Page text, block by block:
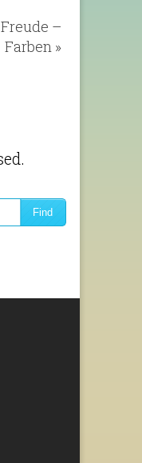
Freude –
Farben »